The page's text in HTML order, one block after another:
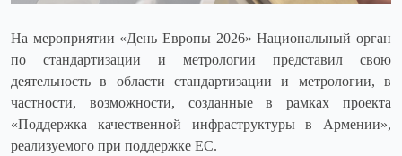
На мероприятии «День Европы 2026» Национальный орган
по стандартизации и метрологии представил свою
деятельность в области стандартизации и метрологии, в
частности, возможности, созданные в рамках проекта
«Поддержка качественной инфраструктуры в Армении»,
реализуемого при поддержке ЕС.